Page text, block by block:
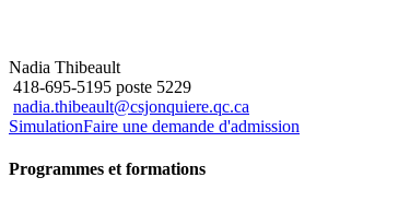
Nadia Thibeault
418-695-5195 poste 5229
nadia.thibeault@csjonquiere.qc.ca
SimulationFaire une demande d'admission
Programmes et formations